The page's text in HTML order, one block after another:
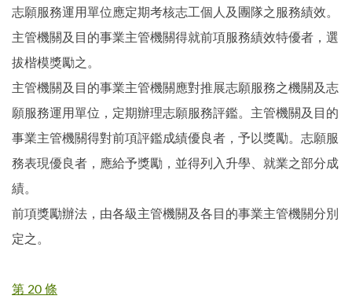
志願服務運用單位應定期考核志工個人及團隊之服務績效。
主管機關及目的事業主管機關得就前項服務績效特優者，選
拔楷模獎勵之。
主管機關及目的事業主管機關應對推展志願服務之機關及志
願服務運用單位，定期辦理志願服務評鑑。主管機關及目的
事業主管機關得對前項評鑑成績優良者，予以獎勵。志願服
務表現優良者，應給予獎勵，並得列入升學、就業之部分成
績。
前項獎勵辦法，由各級主管機關及各目的事業主管機關分別
定之。
第 20 條